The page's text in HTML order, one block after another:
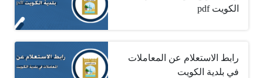
الكويت ‎ pdf
رابط الاستعلام عن المعاملات
في بلدية الكويت